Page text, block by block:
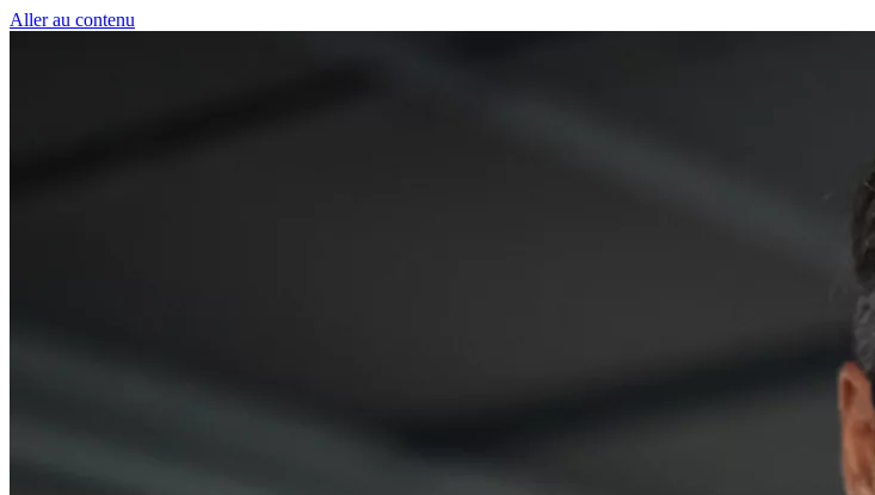
Aller au contenu
Panneau de gestion des cookies